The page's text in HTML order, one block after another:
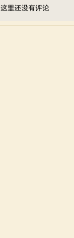
这里还没有评论